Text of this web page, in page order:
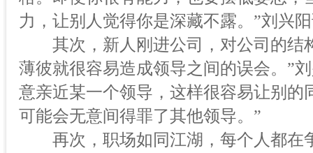
力，让别人觉得你是深藏不露。”刘兴
其次，新人刚进公司，对公司的结
薄彼就很容易造成领导之间的误会。”
意亲近某一个领导，这样很容易让别
可能会无意间得罪了其他领导。”
再次，职场如同江湖，每个人都在